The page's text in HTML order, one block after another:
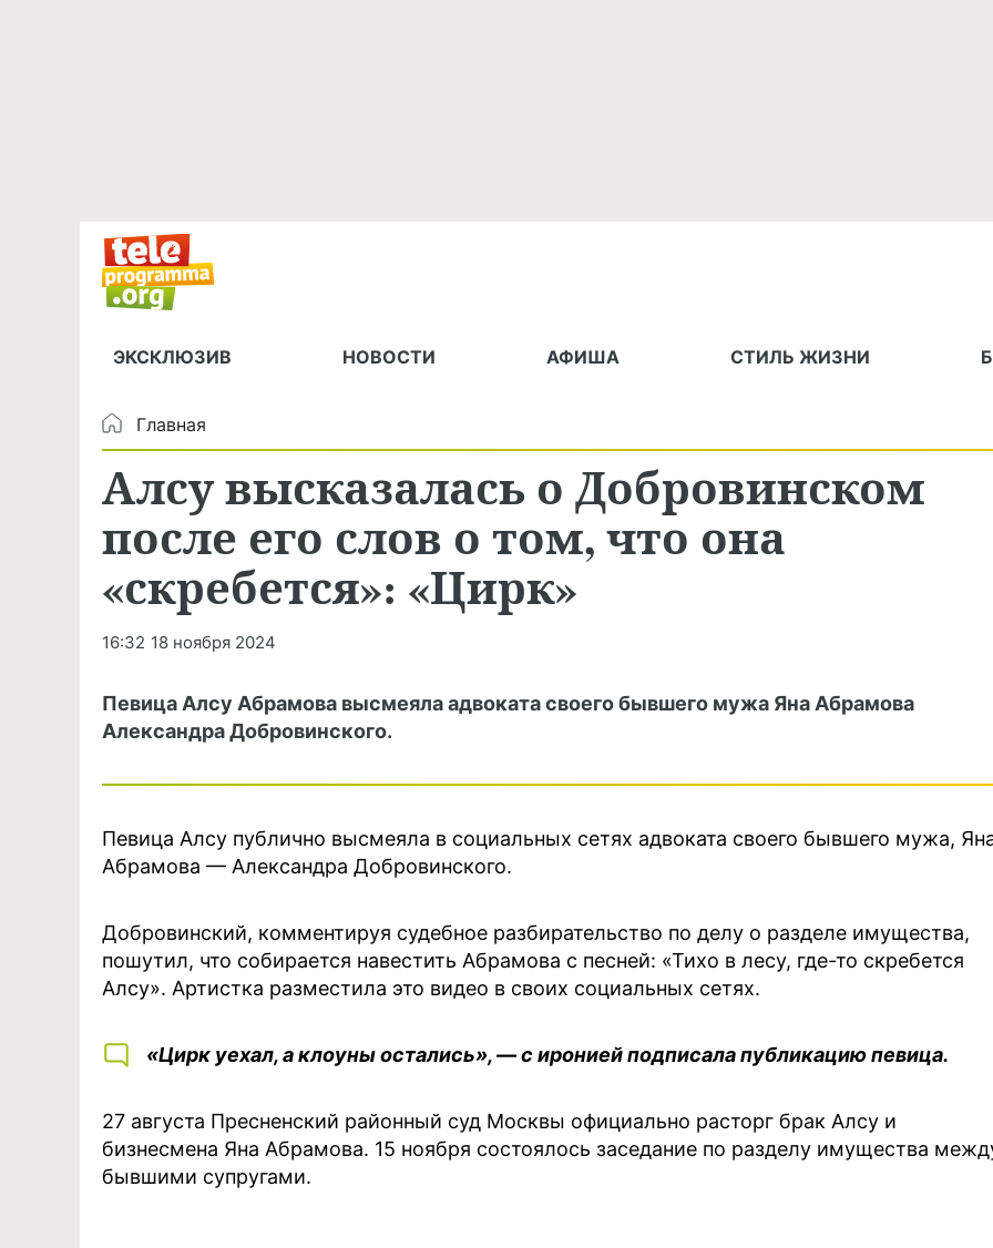
ЭКСКЛЮЗИВ НОВОСТИ АФИША СТИЛЬ ЖИЗНИ
Главная
Алсу высказалась о Добровинском
после его слов о том, что она
«скребется»: «Цирк»
16:32 18 ноября 2024
Певица Алсу Абрамова высмеяла адвоката своего бывшего мужа Яна Абрамова
Александра Добровинского.
Певица Алсу публично высмеяла в социальных сетях адвоката своего бывшего мужа,
Абрамова — Александра Добровинского.
Добровинский, комментируя судебное разбирательство по делу о разделе имущества,
пошутил, что собирается навестить Абрамова с песней: «Тихо в лесу, где-то скребется
Алсу». Артистка разместила это видео в своих социальных сетях.
«Цирк уехал, а клоуны остались», — с иронией подписала публикацию певица.
27 августа Пресненский районный суд Москвы официально расторг брак Алсу и
бизнесмена Яна Абрамова. 15 ноября состоялось заседание по разделу имущества
бывшими супругами.